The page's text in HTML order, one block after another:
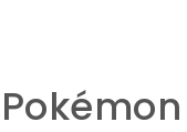
Pokémon